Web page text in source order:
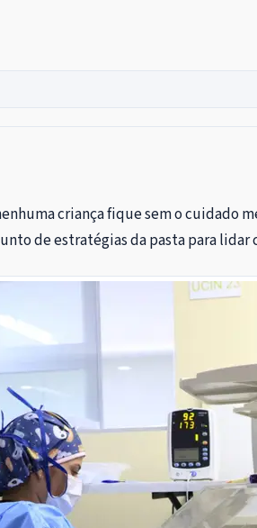
criança fique sem o cuidado
de estratégias da pasta para